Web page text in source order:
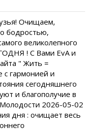
Очищаем,
бодростью,
великолепного
! С Вами EvA и
" Жить =
с гармонией и
сегодняшнего
и благополучие в
2026-05-02
дня : очищает весь